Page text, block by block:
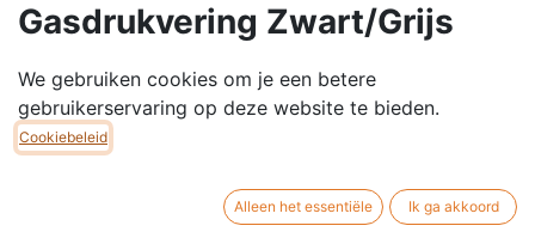
Gasdrukvering Zwart/Grijs
Rond 210mm
Set verstelbare schokbrekers in zwarte kleur, gas
gedempt.
De veersterkte is aanpasbaar.
We gebruiken cookies om je een betere
gebruikerservaring op deze website te bieden.
Cookiebeleid
Alleen het essentiële Ik ga akkoord